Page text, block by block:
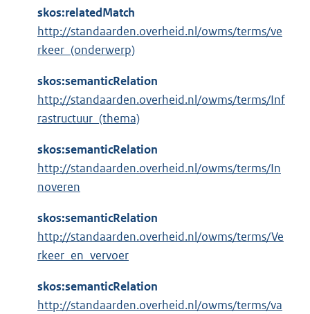
skos:relatedMatch
http://standaarden.overheid.nl/owms/terms/ve
rkeer_(onderwerp)
skos:semanticRelation
http://standaarden.overheid.nl/owms/terms/Inf
rastructuur_(thema)
skos:semanticRelation
http://standaarden.overheid.nl/owms/terms/In
noveren
skos:semanticRelation
http://standaarden.overheid.nl/owms/terms/Ve
rkeer_en_vervoer
skos:semanticRelation
http://standaarden.overheid.nl/owms/terms/va